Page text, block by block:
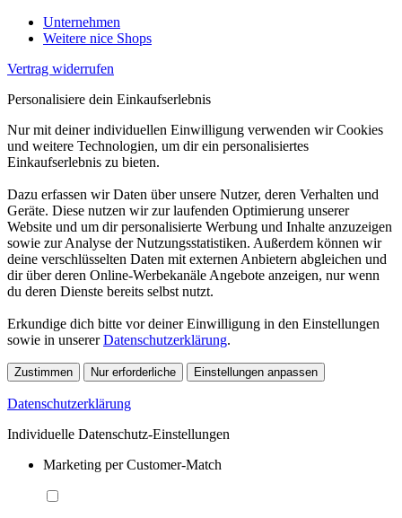
Unternehmen
Weitere nice Shops
Vertrag widerrufen
Personalisiere dein Einkaufserlebnis
Nur mit deiner individuellen Einwilligung verwenden wir Cookies
und weitere Technologien, um dir ein personalisiertes
Einkaufserlebnis zu bieten.
Dazu erfassen wir Daten über unsere Nutzer, deren Verhalten und
Geräte. Diese nutzen wir zur laufenden Optimierung unserer
Website und um dir personalisierte Werbung und Inhalte anzuzeigen
sowie zur Analyse der Nutzungsstatistiken. Außerdem können wir
deine verschlüsselten Daten mit externen Anbietern abgleichen und
dir über deren Online-Werbekanäle Angebote anzeigen, nur wenn
du deren Dienste bereits selbst nutzt.
Erkundige dich bitte vor deiner Einwilligung in den Einstellungen
sowie in unsererDatenschutzerklärung.
Zustimmen Nur erforderliche Einstellungen anpassen
Datenschutzerklärung
Individuelle Datenschutz-Einstellungen
Marketing per Customer-Match